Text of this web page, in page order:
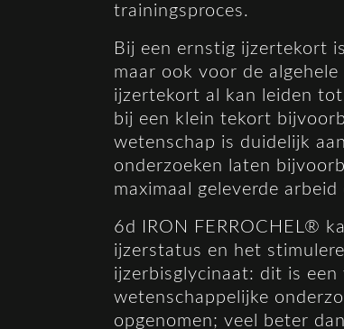
trainingsproces.
Bij een ernstig ijzertekort
maar ook voor de
ijzertekort al kan leiden
bij een klein tekort
wetenschap is duidelijk
onderzoeken laten
maximaal geleverde
6d IRON FERROCHEL®
ijzerstatus en het
ijzerbisglycinaat: dit is
wetenschappelijke
opgenomen; veel beter